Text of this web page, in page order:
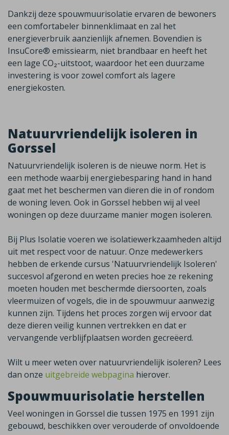
Dankzij deze spouwmuurisolatie ervaren de bewoners
een comfortabeler binnenklimaat en zal het
energieverbruik aanzienlijk afnemen. Bovendien is
InsuCore® emissiearm, niet brandbaar en heeft het
een lage CO₂-uitstoot, waardoor het een duurzame
investering is voor zowel comfort als lagere
energiekosten.
Natuurvriendelijk isoleren in
Gorssel
Natuurvriendelijk isoleren is de nieuwe norm. Het is
een methode waarbij energiebesparing hand in hand
gaat met het beschermen van dieren die in of rondom
de woning leven. Ook in Gorssel hebben wij al veel
woningen op deze duurzame manier mogen isoleren.
Bij Plus Isolatie voeren we isolatiewerkzaamheden altijd
uit met respect voor de natuur. Onze medewerkers
hebben de erkende cursus 'Natuurvriendelijk Isoleren'
succesvol afgerond en weten precies hoe ze rekening
moeten houden met beschermde diersoorten, zoals
vleermuizen of vogels, die in de spouwmuur aanwezig
kunnen zijn. Tijdens het proces zorgen wij ervoor dat
deze dieren veilig kunnen vertrekken en dat er
vervangende verblijfplaatsen worden gecreëerd.
Wilt u meer weten over natuurvriendelijk isoleren? Lees
dan onze uitgebreide webpagina hierover.
Spouwmuurisolatie herstellen
Veel woningen in Gorssel die tussen 1975 en 1991 zijn
gebouwd, beschikken over verouderde of onvoldoende